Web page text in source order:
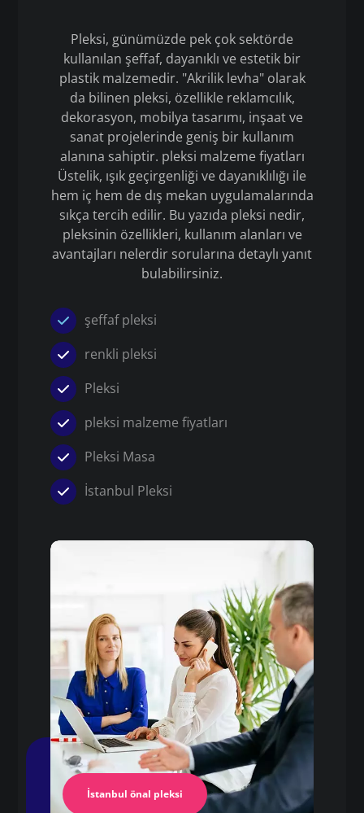
İstanbul önal pleksi
Pleksi, günümüzde pek çok sektörde
kullanılan şeffaf, dayanıklı ve estetik bir
plastik malzemedir. "Akrilik levha" olarak
da bilinen pleksi, özellikle reklamcılık,
dekorasyon, mobilya tasarımı, inşaat ve
sanat projelerinde geniş bir kullanım
alanına sahiptir. pleksi malzeme fiyatları
Üstelik, ışık geçirgenliği ve dayanıklılığı ile
hem iç hem de dış mekan uygulamalarında
sıkça tercih edilir. Bu yazıda pleksi nedir,
pleksinin özellikleri, kullanım alanları ve
avantajları nelerdir sorularına detaylı yanıt
bulabilirsiniz.
şeffaf pleksi
renkli pleksi
Pleksi
pleksi malzeme fiyatları
Pleksi Masa
İstanbul Pleksi